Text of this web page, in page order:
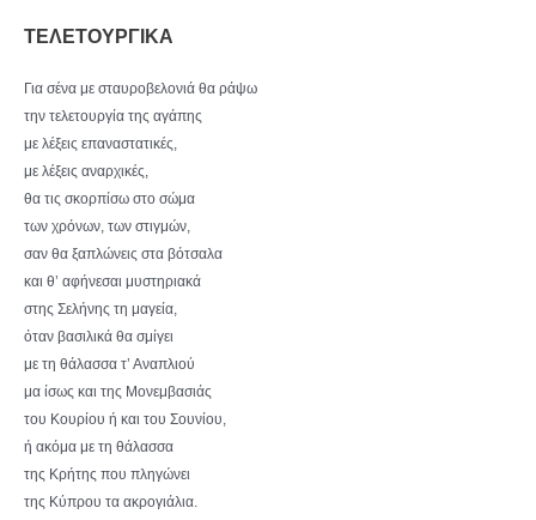
ΤΕΛΕΤΟΥΡΓΙΚΑ
Για σένα με σταυροβελονιά θα ράψω
την τελετουργία της αγάπης
με λέξεις επαναστατικές,
με λέξεις αναρχικές,
θα τις σκορπίσω στο σώμα
των χρόνων, των στιγμών,
σαν θα ξαπλώνεις στα βότσαλα
και θ’ αφήνεσαι μυστηριακά
στης Σελήνης τη μαγεία,
όταν βασιλικά θα σμίγει
με τη θάλασσα τ’ Αναπλιού
μα ίσως και της Μονεμβασιάς
του Κουρίου ή και του Σουνίου,
ή ακόμα με τη θάλασσα
της Κρήτης που πληγώνει
της Κύπρου τα ακρογιάλια.